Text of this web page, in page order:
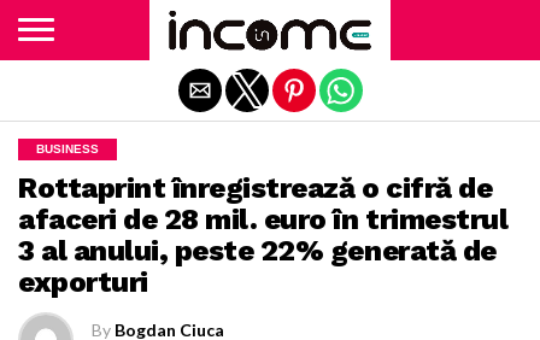
BUSINESS
Rottaprint înregistrează o cifră de
afaceri de 28 mil. euro în trimestrul
3 al anului, peste 22% generată de
exporturi
By Bogdan Ciuca
Exit mobile version